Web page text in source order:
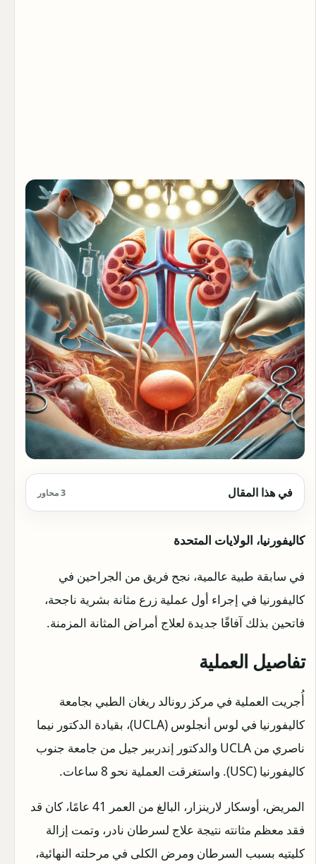
في هذا المقال 3 محاور
كاليفورنيا، الولايات المتحدة
في سابقة طبية عالمية، نجح فريق من الجراحين في
كاليفورنيا في إجراء أول عملية زرع مثانة بشرية ناجحة،
فاتحين بذلك آفاقًا جديدة لعلاج أمراض المثانة المزمنة.
تفاصيل العملية
أُجريت العملية في مركز رونالد ريغان الطبي بجامعة
كاليفورنيا في لوس أنجلوس (UCLA)، بقيادة الدكتور نيما
ناصري من UCLA والدكتور إندربير جيل من جامعة جنوب
كاليفورنيا (USC). واستغرقت العملية نحو 8 ساعات.
المريض، أوسكار لارينزار، البالغ من العمر 41 عامًا، كان قد
فقد معظم مثانته نتيجة علاج لسرطان نادر، وتمت إزالة
كليتيه بسبب السرطان ومرض الكلى في مرحلته النهائية،